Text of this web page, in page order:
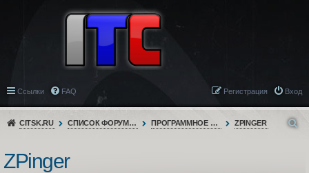
Ссылки FAQ Вход
Регистрация
CITSK.RU СПИСОК ФОРУМОВ ПРОГРАММНОЕ ОБЕСПЕЧЕНИЕ ZPINGER
ZPinger